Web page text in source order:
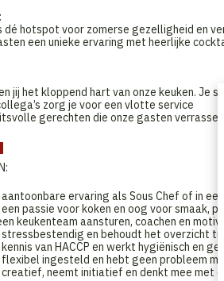
dé hotspot voor zomerse gezelligheid en
een unieke ervaring met heerlijke
jij het kloppend hart van onze keuken. Je
zorg je voor een vlotte service
gerechten die onze gasten
ervaring als Sous Chef of in
passie voor koken en oog voor smaak,
keukenteam aansturen, coachen en
en behoudt het overzicht
van HACCP en werkt hygiënisch en
ingesteld en hebt geen probleem
neemt initiatief en denkt mee met